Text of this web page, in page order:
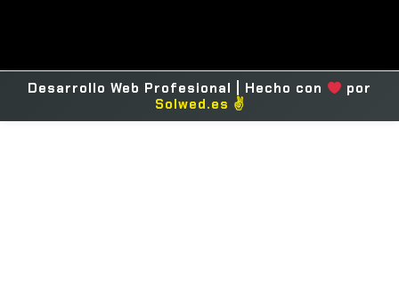
Desarrollo Web Profesional | Hecho con
por
Solwed.es ✌️